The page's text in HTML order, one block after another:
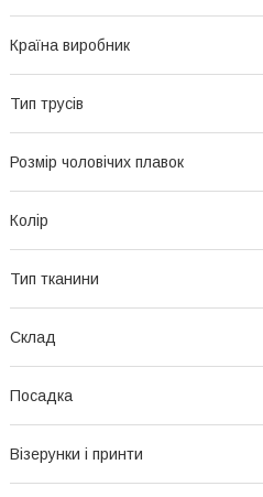
Країна виробник
Тип трусів
Розмір чоловічих плавок
Колір
Тип тканини
Склад
Посадка
Візерунки і принти